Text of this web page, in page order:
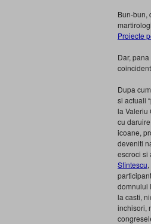
Bun-bun,
Proiecte
Dar,
Dupa
si actuali
la Valeriu
cu
icoane,
deveniti
escroci si
Sfintescu
domnului
la casti,
inchisori,